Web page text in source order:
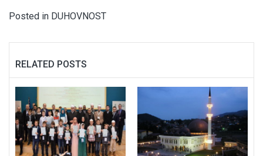
Posted in DUHOVNOST
RELATED POSTS